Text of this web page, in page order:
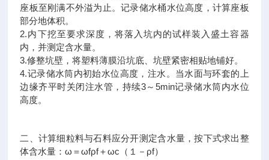
座板至刚满不外溢为止。记录储水桶水位高度，计算座板
部分地体积。
2.内下挖至要求深度，将落入坑内的试样装入盛土容器
内，并测定含水量。
3.修整坑壁，将塑料薄膜沿坑底、坑壁紧密相贴地铺好。
4.记录储水筒内初始水位高度，注水。当水面与环套的上
边缘齐平时关闭注水管，持续3～5min记录储水筒内水位
高度。
二、计算细粒料与石料应分开测定含水量，按下式求出整
体含水量：ω＝ωfρf＋ωc（１－ρf）